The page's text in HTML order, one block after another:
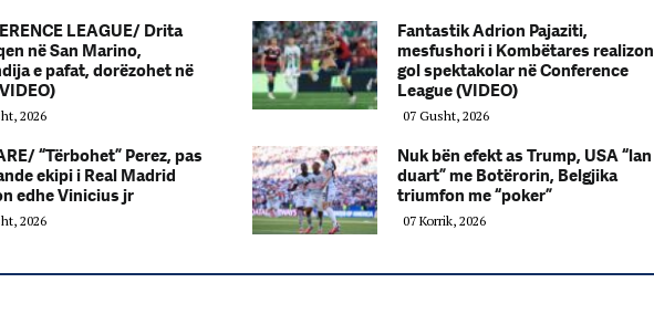
LEAGUE/ Drita
në San Marino,
e pafat, dorëzohet në
2026
Fantastik Adrion Pajaziti,
mesfushori i Kombëtares realizon
gol spektakolar në Conference
League (VIDEO)
07 Gusht, 2026
“Tërbohet” Perez, pas
ekipi i Real Madrid
edhe Vinicius jr
2026
Nuk bën efekt as Trump, USA “lan
duart” me Botërorin, Belgjika
triumfon me “poker”
07 Korrik, 2026